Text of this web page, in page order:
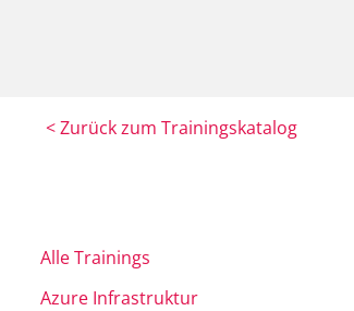
< Zurück zum Trainingskatalog
Alle Trainings
Azure Infrastruktur